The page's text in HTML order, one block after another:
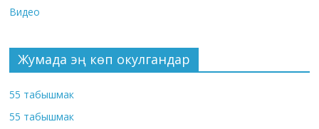
Видео
Жумада эң көп окулгандар
55 табышмак
55 табышмак